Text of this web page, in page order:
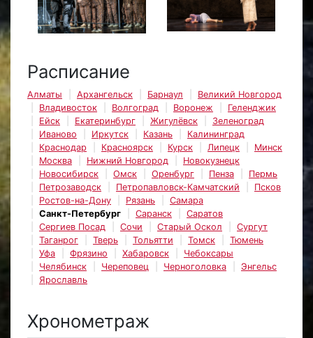
Расписание
Алматы Архангельск Барнаул
Великий Новгород
Владивосток
Волгоград Воронеж
Геленджик
Ейск
Екатеринбург Жигулёвск
Зеленоград
Иваново
Иркутск Казань
Калининград
Краснодар
Красноярск Курск Липецк
Минск
Москва
Нижний Новгород
Новокузнецк
Новосибирск
Омск Оренбург Пенза
Пермь
Петрозаводск
Петропавловск-Камчатский
Псков
Ростов-на-Дону
Рязань
Самара
Санкт-Петербург
Саранск
Саратов
Сергиев Посад
Сочи Старый Оскол
Сургут
Таганрог
Тверь Тольятти Томск
Тюмень
Уфа
Фрязино Хабаровск
Чебоксары
Челябинск
Череповец Черноголовка
Энгельс
Ярославль
Хронометраж